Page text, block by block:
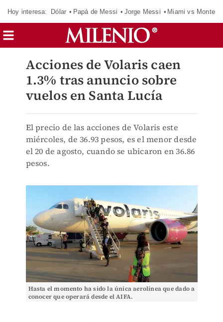
Hoy interesa: Dólar Papá de Messi Jorge Messi Miami vs
Acciones de Volaris caen
1.3% tras anuncio sobre
vuelos en Santa Lucía
El precio de las acciones de Volaris este
miércoles, de 36.93 pesos, es el menor desde
el 20 de agosto, cuando se ubicaron en 36.86
pesos.
Hasta el momento ha sido la única aerolínea que dado a
conocer que operará desde el AIFA.